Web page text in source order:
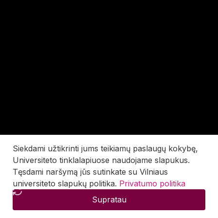
Siekdami užtikrinti jums teikiamų paslaugų kokybę,
Universiteto tinklalapiuose naudojame slapukus.
Tęsdami naršymą jūs sutinkate su Vilniaus
universiteto slapukų politika. Privatumo politika
Supratau